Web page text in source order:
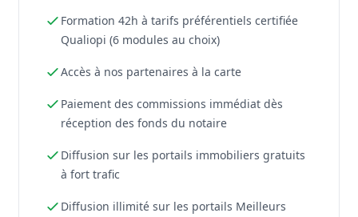
Formation 42h à tarifs préférentiels certifiée
Qualiopi (6 modules au choix)
Accès à nos partenaires à la carte
Paiement des commissions immédiat dès
réception des fonds du notaire
Diffusion sur les portails immobiliers gratuits
à fort trafic
Diffusion illimité sur les portails Meilleurs